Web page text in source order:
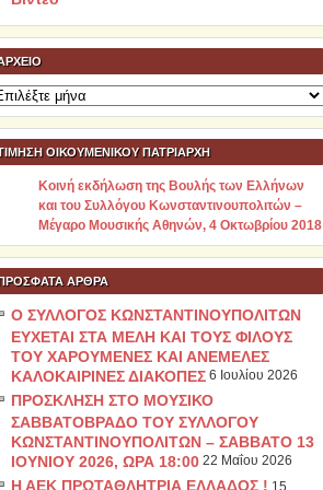
ΟΙΚΟΥΜΕΝΙΚΟΥ ΠΑΤΡΙΑΡΧΗ
Κοινή εκδήλωση της Βουλής των Ελλήνων
και του Συλλόγου Κωνσταντινουπολιτών –
Μέγαρο Μουσικής Αθηνών, 4 Οκτωβρίου 2018
ΆΡΘΡΑ
Ο ΣΥΛΛΟΓΟΣ ΚΩΝΣΤΑΝΤΙΝΟΥΠΟΛΙΤΩΝ
ΕΥΧΕΤΑΙ ΣΤΑ ΜΕΛΗ ΚΑΙ ΤΟΥΣ ΦΙΛΟΥΣ
ΤΟΥ ΧΑΡΟΥΜΕΝΕΣ ΚΑΙ ΑΝΕΜΕΛΕΣ
ΚΑΛΟΚΑΙΡΙΝΕΣ ΔΙΑΚΟΠΕΣ 6 Ιουλίου 2026
ΠΡΟΣΚΛΗΣΗ ΣΤΟ ΜΟΥΣΙΚΟ
ΣΑΒΒΑΤΟΒΡΑΔΟ ΤΟΥ ΣΥΛΛΟΓΟΥ
ΚΩΝΣΤΑΝΤΙΝΟΥΠΟΛΙΤΩΝ – ΣΑΒΒΑΤΟ 13
ΙΟΥΝΙΟΥ 2026, ΩΡΑ 18:00 22 Μαΐου 2026
Η ΑΕΚ ΠΡΩΤΑΘΛΗΤΡΙΑ ΕΛΛΑΔΟΣ !